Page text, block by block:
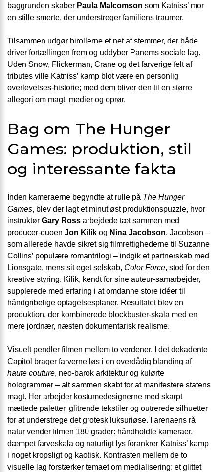
baggrunden skaber Paula Malcomson som Katniss’ mor
en stille smerte, der understreger familiens traumer.
Tilsammen udgør birollerne et net af stemmer, der både
driver fortællingen frem og uddyber Panems sociale lag.
Uden Snow, Flickerman, Crane og det farverige felt af
tributes ville Katniss’ kamp blot være en personlig
overlevelses-historie; med dem bliver den til en større
allegori om magt, medier og oprør.
Bag om The Hunger
Games: produktion, stil
og interessante fakta
Inden kameraerne begyndte at rulle på The Hunger
Games, blev der lagt et minutiøst produktions­puzzle, hvor
instruktør Gary Ross arbejdede tæt sammen med
producer-duoen Jon Kilik og Nina Jacobson. Jacobson –
som allerede havde sikret sig filmrettighederne til Suzanne
Collins’ populære romantrilogi – indgik et partnerskab med
Lionsgate, mens sit eget selskab, Color Force, stod for den
kreative styring. Kilik, kendt for sine auteur-samarbejder,
supplerede med erfaring i at omdanne store idéer til
håndgribelige optagelsesplaner. Resultatet blev en
produktion, der kombinerede block­buster-skala med en
mere jordnær, næsten dokumentarisk realisme.
Visuelt pendler filmen mellem to verden­er. I det dekadente
Capitol brager farverne løs i en overdådig blanding af
haute couture, neo-barok arkitektur og kulørte
hologrammer – alt sammen skabt for at manifestere statens
magt. Her arbejder kostumedesignerne med skarpt
mættede paletter, glitrende tekstiler og outrerede silhuetter
for at understrege det grotesk luksuriøse. I arenaens rå
natur vender filmen 180 grader: håndholdte kameraer,
dæmpet farve­skala og naturligt lys forankrer Katniss’ kamp
i noget kropsligt og kaotisk. Kontrasten mellem de to
visuelle lag forstærker temaet om medialisering: et glittet